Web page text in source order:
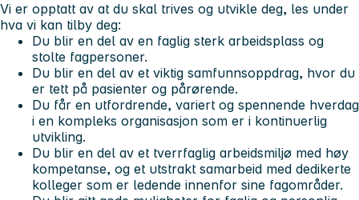
Vi er opptatt av at du skal trives og utvikle deg, les under
hva vi kan tilby deg:
Du blir en del av en faglig sterk arbeidsplass og
stolte fagpersoner.
Du blir en del av et viktig samfunnsoppdrag, hvor du
er tett på pasienter og pårørende.
Du får en utfordrende, variert og spennende hverdag
i en kompleks organisasjon som er i kontinuerlig
utvikling.
Du blir en del av et tverrfaglig arbeidsmiljø med høy
kompetanse, og et utstrakt samarbeid med dedikerte
kolleger som er ledende innenfor sine fagområder.